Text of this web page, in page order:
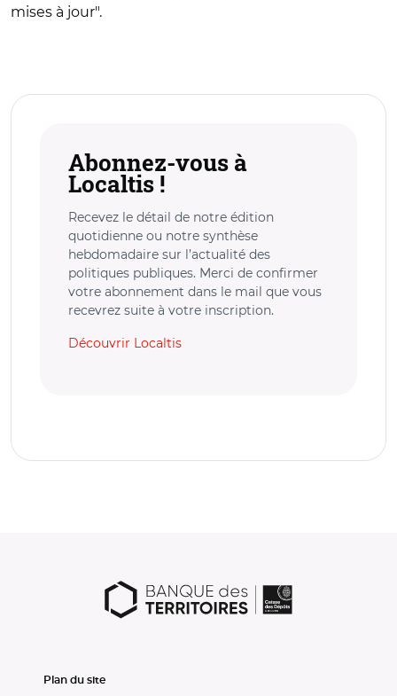
mises à jour".
Abonnez-vous à
Localtis !
Recevez le détail de notre édition
quotidienne ou notre synthèse
hebdomadaire sur l’actualité des
politiques publiques. Merci de confirmer
votre abonnement dans le mail que vous
recevrez suite à votre inscription.
Découvrir Localtis
Plan du site